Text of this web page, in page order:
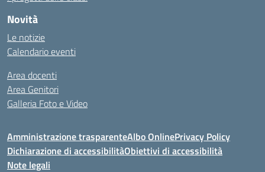
Novità
Le notizie
Calendario eventi
Area docenti
Area Genitori
Galleria Foto e Video
Amministrazione trasparenteAlbo OnlinePrivacy Policy
Dichiarazione di accessibilitàObiettivi di accessibilità
Note legali